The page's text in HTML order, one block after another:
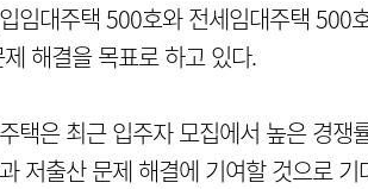
임대주택 500호와 전세임대주택 500
해결을 목표로 하고 있다.
택은 최근 입주자 모집에서 높은 경
저출산 문제 해결에 기여할 것으로 기